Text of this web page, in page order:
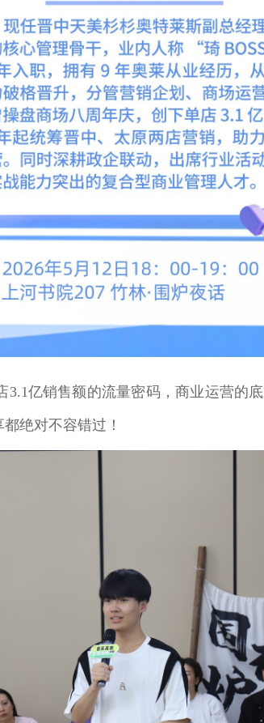
亿销售额的流量密码，商业运营的
绝对不容错过！